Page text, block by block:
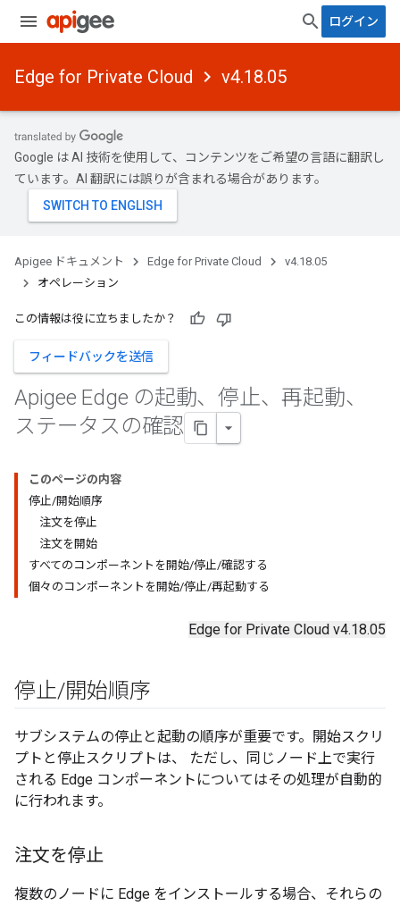
ログイン
Edge for Private Cloud v4.18.05
Google は AI 技術を使用して、コンテンツをご希望の言語に翻訳し
ています。AI 翻訳には誤りが含まれる場合があります。
Apigee ドキュメント Edge for Private Cloud
v4.18.05
オペレーション
この情報は役に立ちましたか？
フィードバックを送信
Apigee Edge の起動、停止、再起動、
ステータスの確認
このページの内容
停止/開始順序
注文を停止
注文を開始
すべてのコンポーネントを開始/停止/確認する
個々のコンポーネントを開始/停止/再起動する
Edge for Private Cloud v4.18.05
停止/開始順序
サブシステムの停止と起動の順序が重要です。開始スクリ
プトと停止スクリプトは、 ただし、同じノード上で実行
される Edge コンポーネントについてはその処理が自動的
に行われます。
注文を停止
複数のノードに Edge をインストールする場合、それらの